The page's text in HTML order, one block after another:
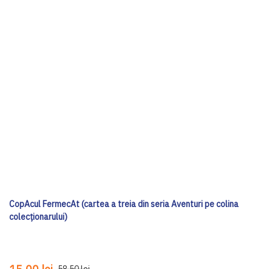
CopAcul FermecAt (cartea a treia din seria Aventuri pe colina
colecționarului)